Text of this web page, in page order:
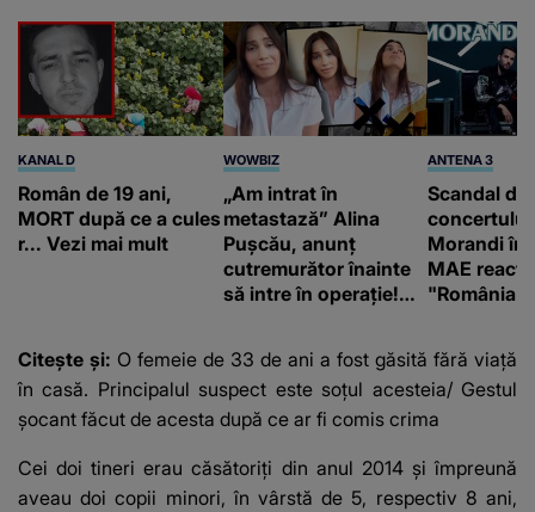
KANAL D
Român de 19 ani,
MORT după ce a cules
r... Vezi mai mult
WOWBIZ
„Am intrat în
metastază” Alina
Pușcău, anunț
cutremurător înainte
să intre în operație!
fanilor
ANTENA 3
Scandal
Morandi în
MAE
"România
Citește și: O femeie de 33 de ani a fost găsită fără viață
în casă. Principalul suspect este soțul acesteia/ Gestul
șocant făcut de acesta după ce ar fi comis crima
Cei doi tineri erau căsătoriți din anul 2014 și împreună
aveau doi copii minori, în vârstă de 5, respectiv 8 ani,